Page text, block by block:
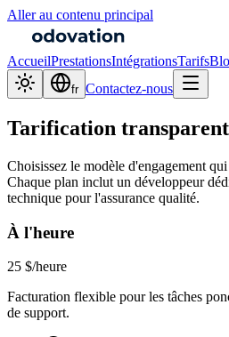
Aller au contenu principal
AccueilPrestationsIntégrationsTarifs
fr Contactez-nous
Tarification
Choisissez le modèle d'engagement
Chaque plan inclut un développeur
technique pour l'assurance qualité.
À l'heure
25 $/heure
Facturation flexible pour les tâches
de support.